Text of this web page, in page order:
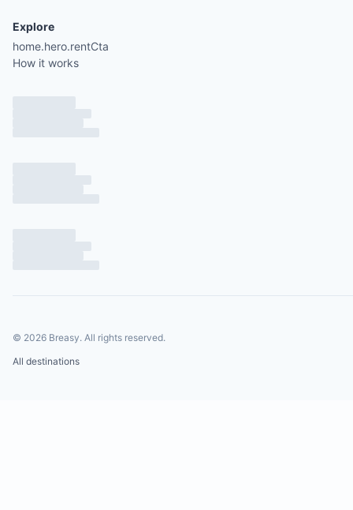
Explore
home.hero.rentCta
How it works
© 2026 Breasy. All rights reserved.
All destinations